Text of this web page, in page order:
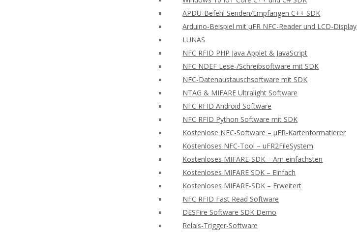
APDU-Befehl Senden/Empfangen C++ SDK
Arduino-Beispiel mit μFR NFC-Reader und LCD-Display
LUNAS
NFC RFID PHP Java Applet & JavaScript
NFC NDEF Lese-/Schreibsoftware mit SDK
NFC-Datenaustauschsoftware mit SDK
NTAG & MIFARE Ultralight Software
NFC RFID Android Software
NFC RFID Python Software mit SDK
Kostenlose NFC-Software – μFR-Kartenformatierer
Kostenloses NFC-Tool – uFR2FileSystem
Kostenloses MIFARE-SDK – Am einfachsten
Kostenloses MIFARE SDK – Einfach
Kostenloses MIFARE-SDK – Erweitert
NFC RFID Fast Read Software
DESFire Software SDK Demo
Relais-Trigger-Software